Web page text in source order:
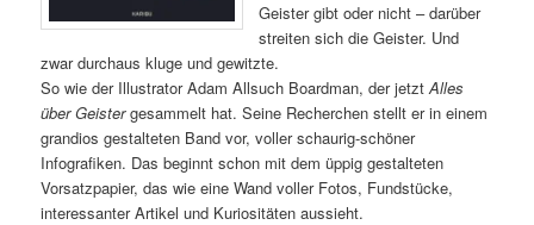
Geister gibt oder nicht – darüber
streiten sich die Geister. Und
zwar durchaus kluge und gewitzte.
So wie der Illustrator Adam Allsuch Boardman, der jetztAlles
über Geistergesammelt hat. Seine Recherchen stellt er in einem
grandios gestalteten Band vor, voller schaurig-schöner
Infografiken. Das beginnt schon mit dem üppig gestalteten
Vorsatzpapier, das wie eine Wand voller Fotos, Fundstücke,
interessanter Artikel und Kuriositäten aussieht.